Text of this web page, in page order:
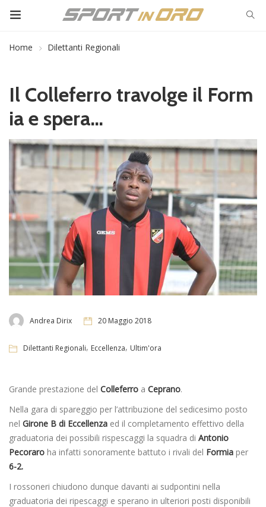
Home Dilettanti Regionali
Il Colleferro travolge il Form
ia e spera…
Andrea Dirix 20 Maggio 2018
Dilettanti Regionali, Eccellenza, Ultim'ora
Grande prestazione del Colleferro a Ceprano.
Nella gara di spareggio per l’attribuzione del sedicesimo posto
nel Girone B di Eccellenza ed il completamento effettivo della
graduatoria dei possibili rispescaggi la squadra di Antonio
Pecoraro ha infatti sonoramente battuto i rivali del Formia per
6-2.
I rossoneri chiudono dunque davanti ai sudpontini nella
graduatoria dei ripescaggi e sperano in ulteriori posti disponibili